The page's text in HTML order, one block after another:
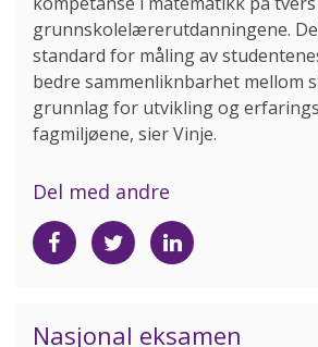
grunnskolelærerutdanningene.
standard for måling av
bedre sammenliknbarhet mellom
grunnlag for utvikling og
fagmiljøene, sier Vinje.
Del med andre
Del
på
Del
på
Del
på
Nasjonal eksamen